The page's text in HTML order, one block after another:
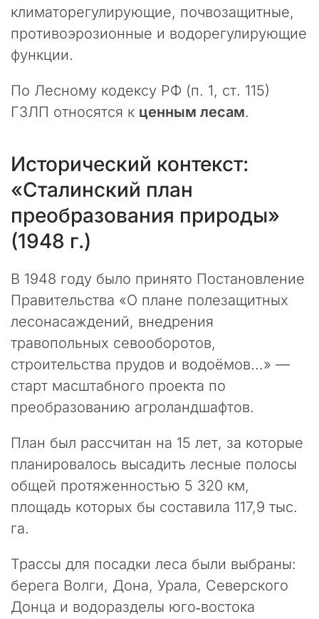
климаторегулирующие, почвозащитные,
противоэрозионные и водорегулирующие
функции.
По Лесному кодексу РФ (п. 1, ст. 115)
ГЗЛП относятся к ценным лесам.
Исторический контекст:
«Сталинский план
преобразования природы»
(1948 г.)
В 1948 году было принято Постановление
Правительства «О плане полезащитных
лесонасаждений, внедрения
травопольных севооборотов,
строительства прудов и водоёмов...» —
старт масштабного проекта по
преобразованию агроландшафтов.
План был рассчитан на 15 лет, за которые
планировалось высадить лесные полосы
общей протяженностью 5 320 км,
площадь которых бы составила 117,9 тыс.
га.
Трассы для посадки леса были выбраны:
берега Волги, Дона, Урала, Северского
Донца и водоразделы юго‑востока
м
с
я
е
о
ц
а
л
ь
н
й
а
й
т
о
н
а
т
и
г
о
к
о
м